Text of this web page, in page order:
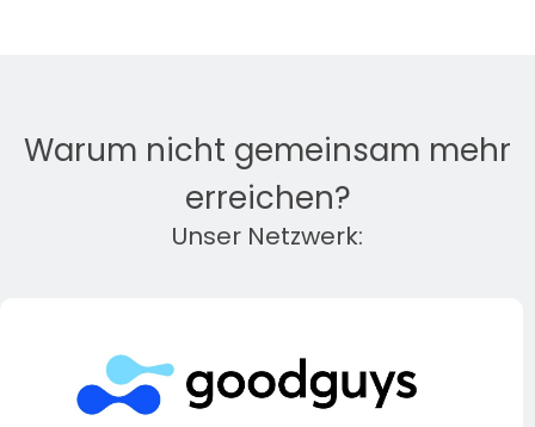
Warum nicht gemeinsam mehr
erreichen?
Unser Netzwerk: